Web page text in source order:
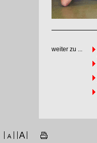
weiter zu ...